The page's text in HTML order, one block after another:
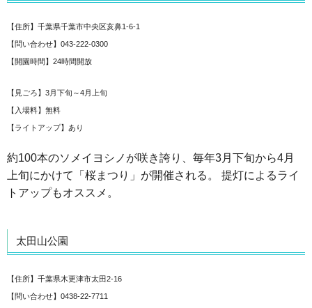
【住所】千葉県千葉市中央区亥鼻1-6-1
【問い合わせ】043-222-0300
【開園時間】24時間開放
【見ごろ】3月下旬～4月上旬
【入場料】無料
【ライトアップ】あり
約100本のソメイヨシノが咲き誇り、毎年3月下旬から4月
上旬にかけて「桜まつり」が開催される。 提灯によるライ
トアップもオススメ。
太田山公園
【住所】千葉県木更津市太田2-16
【問い合わせ】0438-22-7711